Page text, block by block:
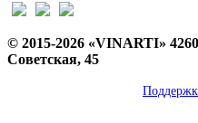
© 2015-2026 «VINARTI»
Советская, 45